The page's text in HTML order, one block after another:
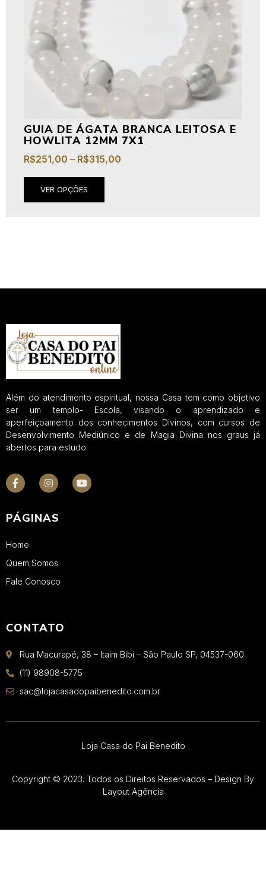
GUIA DE ÁGATA BRANCA LEITOSA E
HOWLITA 12MM 7X1
R$251,00 – R$315,00
VER OPÇÕES
Além do atendimento espiritual, nossa Casa tem como objetivo
ser um templo- Escola, visando o aprendizado e
aperfeiçoamento dos conhecimentos Divinos, com cursos de
Desenvolvimento Mediúnico e de Magia Divina nos graus já
abertos para estudo.
PÁGINAS
Home
Quem Somos
Fale Conosco
CONTATO
Rua Macurapé, 38 – Itaim Bibi – São Paulo SP, 04537-060
(11) 98908-5775
sac@lojacasadopaibenedito.com.br
Loja Casa do Pai Benedito
Copyright © 2023. Todos os Direitos Reservados – Design By
Layout Agência